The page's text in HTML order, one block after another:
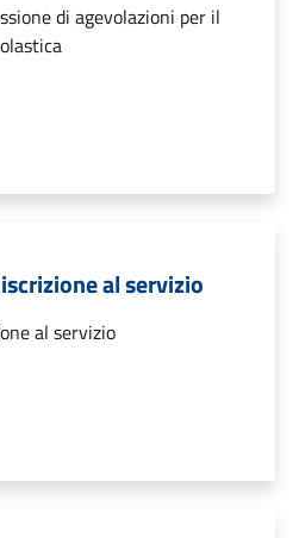
di agevolazioni per il
al servizio
al servizio